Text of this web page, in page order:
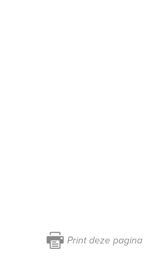
Print deze pagina